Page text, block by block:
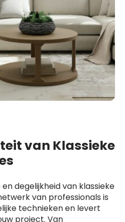
van Klassieke
degelijkheid van klassieke
van professionals is
technieken en levert
project. Van